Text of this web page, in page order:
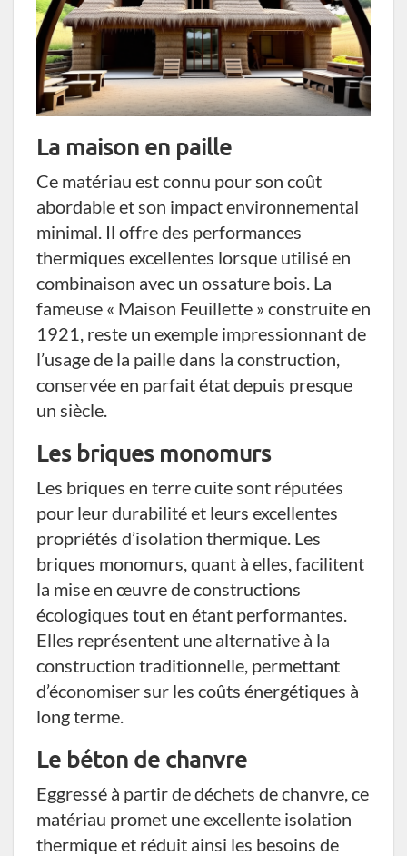
La maison en paille
Ce matériau est connu pour son coût
abordable et son impact environnemental
minimal. Il offre des performances
thermiques excellentes lorsque utilisé en
combinaison avec un ossature bois. La
fameuse « Maison Feuillette » construite en
1921, reste un exemple impressionnant de
l’usage de la paille dans la construction,
conservée en parfait état depuis presque
un siècle.
Les briques monomurs
Les briques en terre cuite sont réputées
pour leur durabilité et leurs excellentes
propriétés d’isolation thermique. Les
briques monomurs, quant à elles, facilitent
la mise en œuvre de constructions
écologiques tout en étant performantes.
Elles représentent une alternative à la
construction traditionnelle, permettant
d’économiser sur les coûts énergétiques à
long terme.
Le béton de chanvre
Eggressé à partir de déchets de chanvre, ce
matériau promet une excellente isolation
thermique et réduit ainsi les besoins de